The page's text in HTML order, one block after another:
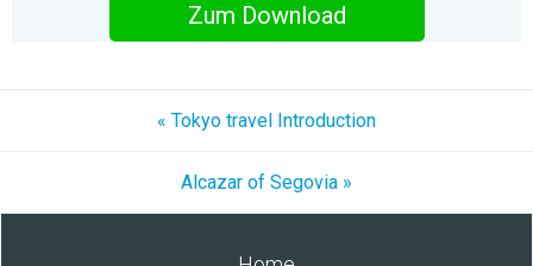
Zum Download
« Tokyo travel Introduction
Alcazar of Segovia »